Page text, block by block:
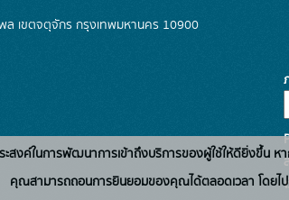
เขตจตุจักร กรุงเทพมหานคร 10900
ะสงค์ในการพัฒนาการเข้าถึงบริการของผู้ใช้ให้ดียิ่งขึ้น
คุณสามารถถอนการยินยอมของคุณได้ตลอดเวลา โดยไ